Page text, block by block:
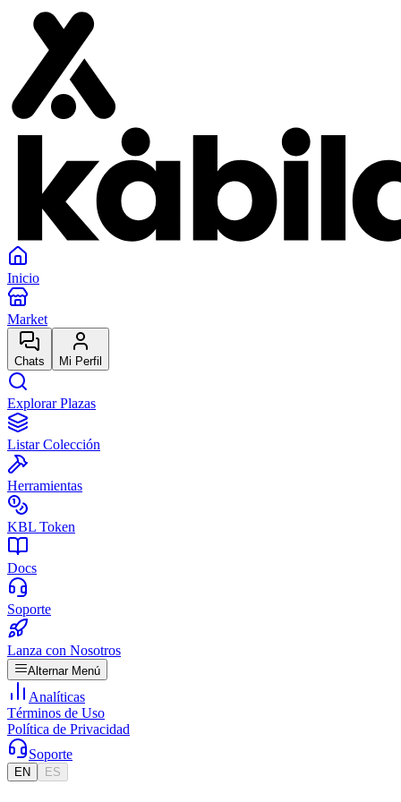
Inicio
Market
Chats Mi Perfil
Explorar Plazas
Listar Colección
Herramientas
KBL Token
Docs
Soporte
Lanza con Nosotros
Alternar Menú
Analíticas
Términos de Uso
Política de Privacidad
Soporte
EN ES